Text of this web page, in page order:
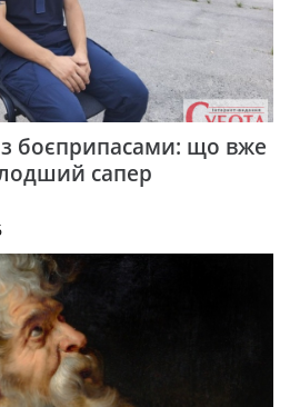
боєприпасами: що вже
сапер